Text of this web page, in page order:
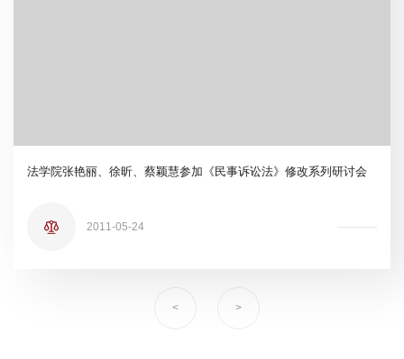
法学院张艳丽、徐昕、蔡颖慧参加《民事诉讼法》修改系列研讨会
2011-05-24
< >